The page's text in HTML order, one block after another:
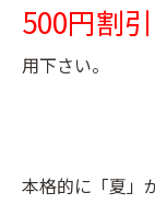
500円割引
用下さい。
本格的に「夏」